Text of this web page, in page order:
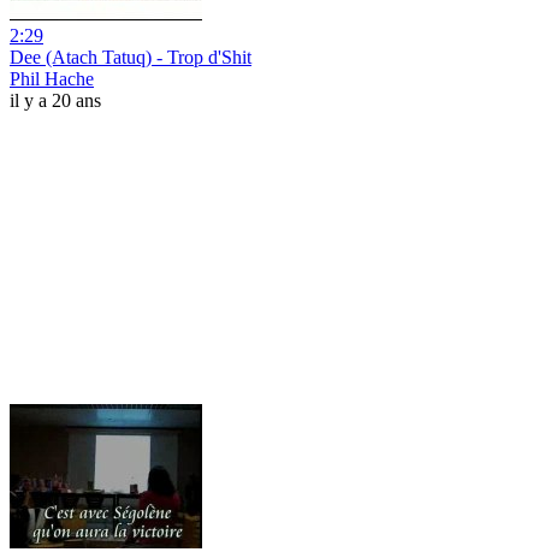
2:29
Dee (Atach Tatuq) - Trop d'Shit
Phil Hache
il y a 20 ans